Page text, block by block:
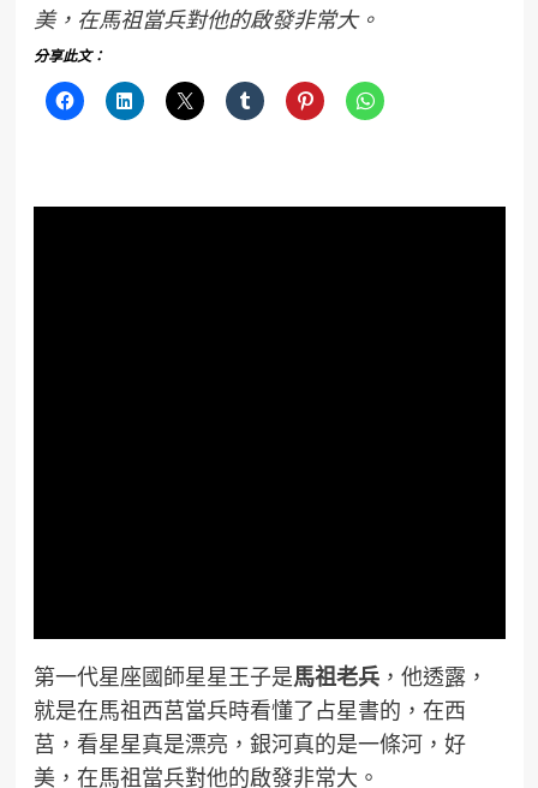
美，在馬祖當兵對他的啟發非常大。
分享此文：
第一代星座國師星星王子是馬祖老兵，他透露，
就是在馬祖西莒當兵時看懂了占星書的，在西
莒，看星星真是漂亮，銀河真的是一條河，好
美，在馬祖當兵對他的啟發非常大。